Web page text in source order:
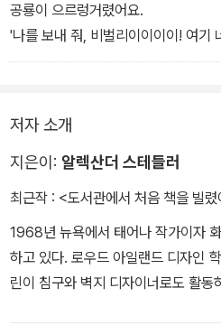
다행히 이튿날 무사히 책을 반납하게
열심히 책을 읽은 결과 공룡에 대해
책을 좋아하고, 제대로 읽고, 즐기고,
운 세상을 만들게 한다는 교훈도 전
얻게 하고, 새로운 친구를 사귀게도
공룡이 으르렁거렸어요.
'나를 보내 줘, 비벌리이이이이! 여기
보내주지 않으면 너를 잡아먹을 테야!'
'식물만 먹는 거라고! 책 42쪽이랑
비벌리는 놀라서 잠이 깼어요. 엄마
'왜 그러니, 비벌리?'
'책을 반납해야 해요. 공룡이 화가 났
돈을 다 빼앗을 거예요. 그리고 난 감
엄마는 비벌리를 살포시 안아주었어
저자 소개
지은이: 알렉산더 스테들러
최근작 : <도서관에서 처음 책을 빌
1968년 뉴욕에서 태어나 작가이자
하고 있다. 로우드 아일랜드 디자인
린이 침구와 벽지 디자이너로도 활동